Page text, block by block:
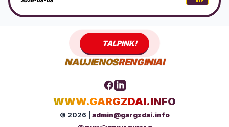
TALPINK!
NAUJIENOSRENGINIAI
WWW.GARGZDAI.INFO
© 2026 | admin@gargzdai.info